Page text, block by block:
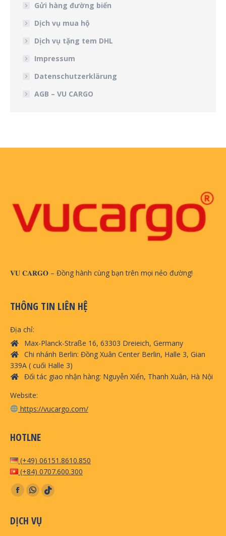
Gửi hàng đường biển
Dịch vụ mua hộ
Dịch vụ tặng tem DHL
Impressum
Datenschutzerklärung
AGB – VU CARGO
𝐕𝐔 𝐂𝐀𝐑𝐆𝐎 – Đồng hành cùng bạn trên mọi nẻo đường!
THÔNG TIN LIÊN HỆ
Địa chỉ:
Max-Planck-Straße 16, 63303 Dreieich, Germany
Chi nhánh Berlin: Đồng Xuân Center Berlin, Halle 3, Gian
339A ( cuối Halle 3)
Đối tác giao nhận hàng: Nguyễn Xiển, Thanh Xuân, Hà Nội
Website:
https://vucargo.com/
HOTLNE
(+49) 06151.8610.850
(+84) 0707.600.300
Find us on:
Facebook
opens
Whatsapp
opens
TikTok
DỊCH VỤ